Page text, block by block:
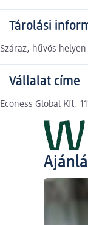
Tárolási
Száraz, hűvös
Vállalat címe
Econess Global Kft.